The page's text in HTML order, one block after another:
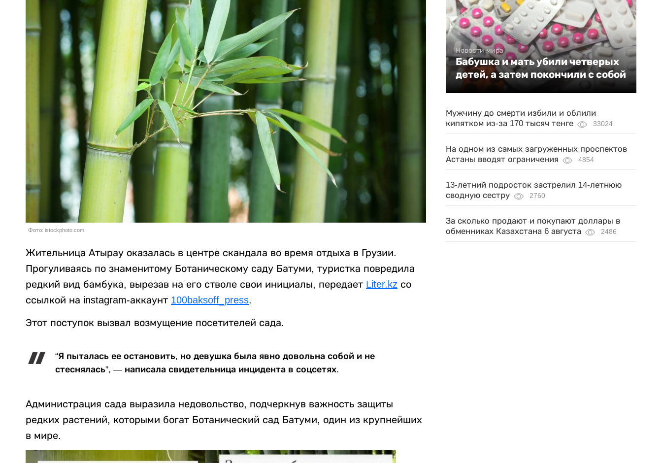
Фото: istockphoto.com
Жительница Атырау оказалась в центре скандала во время отдыха в Грузии.
Прогуливаясь по знаменитому Ботаническому саду Батуми, туристка повредила
редкий вид бамбука, вырезав на его стволе свои инициалы, передает Liter.kz со
ссылкой на instagram-аккаунт 100baksoff_press.
Этот поступок вызвал возмущение посетителей сада.
“Я пыталась ее остановить, но девушка была явно довольна собой и не
стеснялась”, — написала свидетельница инцидента в соцсетях.
Администрация сада выразила недовольство, подчеркнув важность защиты
редких растений, которыми богат Ботанический сад Батуми, один из крупнейших
в мире.
Новости мира
Бабушка и мать убили четверых
детей, а затем покончили с собой
Мужчину до смерти избили и облили
кипятком из-за 170 тысяч тенге
33024
На одном из самых загруженных проспектов
Астаны вводят ограничения
4854
13-летний подросток застрелил 14-летнюю
сводную сестру
2760
За сколько продают и покупают доллары в
обменниках Казахстана 6 августа
2486